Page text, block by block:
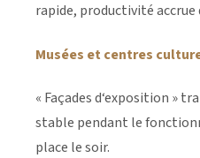
rapide, productivité accrue
Musées et centres
« Façades d‘exposition »
stable pendant le
place le soir.